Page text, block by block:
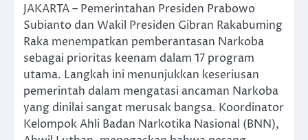
JAKARTA – Pemerintahan Presiden Prabowo
Subianto dan Wakil Presiden Gibran Rakabuming
Raka menempatkan pemberantasan Narkoba
sebagai prioritas keenam dalam 17 program
utama. Langkah ini menunjukkan keseriusan
pemerintah dalam mengatasi ancaman Narkoba
yang dinilai sangat merusak bangsa. Koordinator
Kelompok Ahli Badan Narkotika Nasional (BNN),